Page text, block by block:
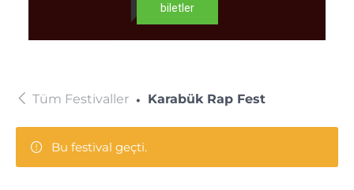
biletler
Tüm Festivaller Karabük Rap Fest
Bu festival geçti.